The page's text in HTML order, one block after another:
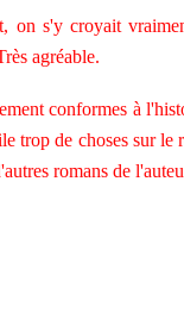
on s'y croyait
agréable.
conformes à
trop de choses sur
romans de